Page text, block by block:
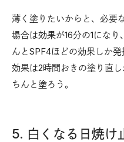
薄く塗りたいからと、必要
場合は効果が16分の1にな
んとSPF4ほどの効果しか
効果は2時間おきの塗り直
ちんと塗ろう。
5. 白くなる日焼け